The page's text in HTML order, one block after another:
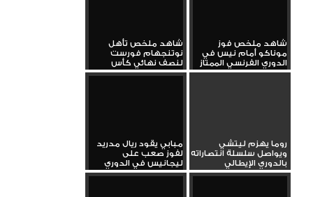
شاهد ملخص فوز
موناكو أمام نيس في
الدوري الفرنسي الممتاز
شاهد ملخص تأهل
نوتنجهام فورست
لنصف نهائي كأس
الاتحاد الإنجليزي...
روما يهزم ليتشي
ويواصل سلسلة انتصاراته
بالدوري الإيطالي
مبابي يقود ريال مدريد
لفوز صعب على
ليجانيس في الدوري